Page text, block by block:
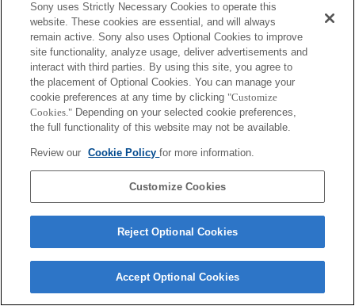
SEL14TC
Exif 鏡頭名的焦距和最大光圈會以放大倍數值列出。然而，如光圈值乘以放
大倍數為 10 或更高時，便無法正確顯示。
Copyright 2026 Sony Corporation
Sony uses Strictly Necessary Cookies to operate this
website. These cookies are essential, and will always
remain active. Sony also uses Optional Cookies to improve
site functionality, analyze usage, deliver advertisements and
interact with third parties. By using this site, you agree to
the placement of Optional Cookies. You can manage your
cookie preferences at any time by clicking "Customize
Cookies." Depending on your selected cookie preferences,
the full functionality of this website may not be available.
Review our Cookie Policyfor more information.
Customize Cookies
Reject Optional Cookies
Accept Optional Cookies